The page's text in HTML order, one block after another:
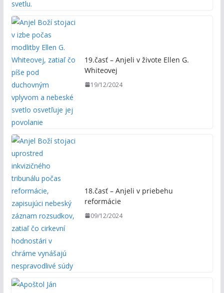
19.časť – Anjeli v živote Ellen G.
Whiteovej
19/12/2024
18.časť – Anjeli v priebehu
reformácie
09/12/2024